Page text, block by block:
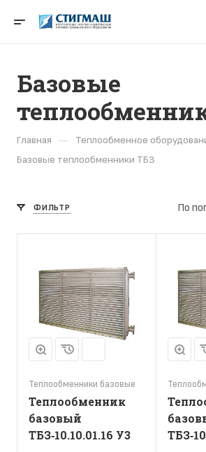
Базовые
Главная — Теплообменное
Базовые теплообменники ТБЗ
ФИЛЬТР
Теплообменники базовые
Теплообменник
базовый
ТБЗ‑10.10.01.16 У3